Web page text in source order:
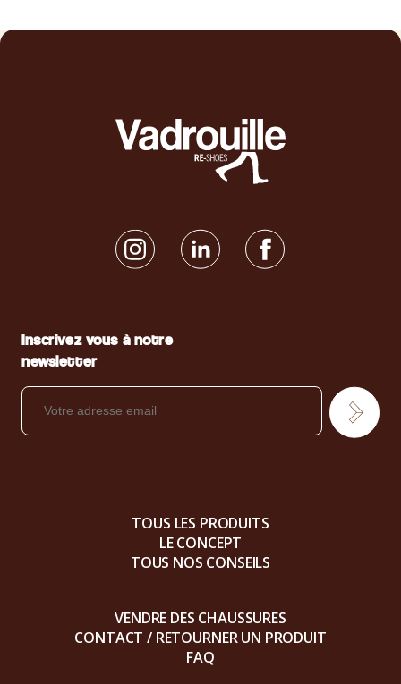
Inscrivez vous à notre
newsletter
TOUS LES PRODUITS
LE CONCEPT
TOUS NOS CONSEILS
VENDRE DES CHAUSSURES
CONTACT / RETOURNER UN PRODUIT
FAQ